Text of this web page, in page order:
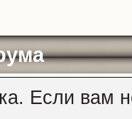
Если вам